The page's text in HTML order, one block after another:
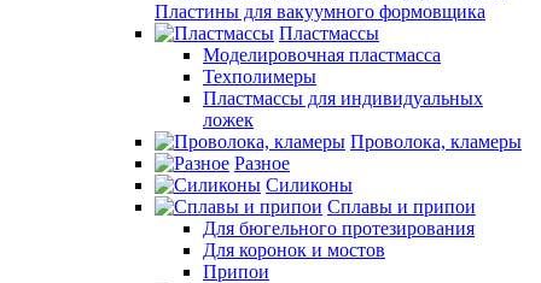
Пластины для вакуумного формовщика
Пластмассы
Моделировочная пластмасса
Техполимеры
Пластмассы для индивидуальных
ложек
Проволока, кламеры
Разное
Силиконы
Сплавы и припои
Для бюгельного протезирования
Для коронок и мостов
Припои